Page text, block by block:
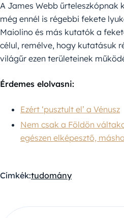
A James Webb űrteleszkópnak
még ennél is régebbi fekete
Maiolino és más kutatók a
célul, remélve, hogy kutatásuk
világűr ezen területeinek
Érdemes elolvasni:
Ezért ‘pusztult el’ a Vénusz
Nem csak a Földön
egészen elképesztő,
Címkék:tudomány